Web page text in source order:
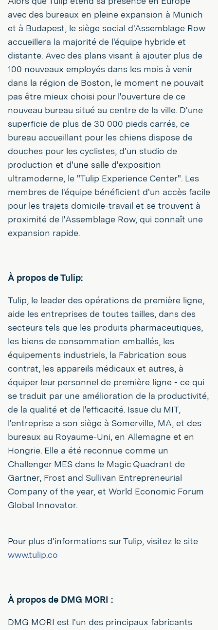
avec des bureaux en pleine expansion à Munich
et à Budapest, le siège social d'Assemblage Row
accueillera la majorité de l'équipe hybride et
distante. Avec des plans visant à ajouter plus de
100 nouveaux employés dans les mois à venir
dans la région de Boston, le moment ne pouvait
pas être mieux choisi pour l'ouverture de ce
nouveau bureau situé au centre de la ville. D'une
superficie de plus de 30 000 pieds carrés, ce
bureau accueillant pour les chiens dispose de
douches pour les cyclistes, d'un studio de
production et d'une salle d'exposition
ultramoderne, le "Tulip Experience Center". Les
membres de l'équipe bénéficient d'un accès facile
pour les trajets domicile-travail et se trouvent à
proximité de l'Assemblage Row, qui connaît une
expansion rapide.
À propos de Tulip:
Tulip, le leader des opérations de première ligne,
aide les entreprises de toutes tailles, dans des
secteurs tels que les produits pharmaceutiques,
les biens de consommation emballés, les
équipements industriels, la Fabrication sous
contrat, les appareils médicaux et autres, à
équiper leur personnel de première ligne - ce qui
se traduit par une amélioration de la productivité,
de la qualité et de l'efficacité. Issue du MIT,
l'entreprise a son siège à Somerville, MA, et des
bureaux au Royaume-Uni, en Allemagne et en
Hongrie. Elle a été reconnue comme un
Challenger MES dans le Magic Quadrant de
Gartner, Frost and Sullivan Entrepreneurial
Company of the year, et World Economic Forum
Global Innovator.
Pour plus d'informations sur Tulip, visitez le site
www.tulip.co
À propos de DMG MORI :
DMG MORI est l'un des principaux fabricants